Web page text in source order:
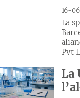
16-
La
Pvt
La